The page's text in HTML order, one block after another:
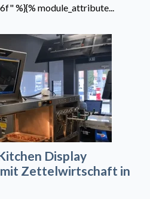
%}{% module_attribute...
Display
mit Zettelwirtschaft in